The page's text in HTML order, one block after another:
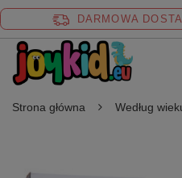
DARMOWA
Strona główna Według